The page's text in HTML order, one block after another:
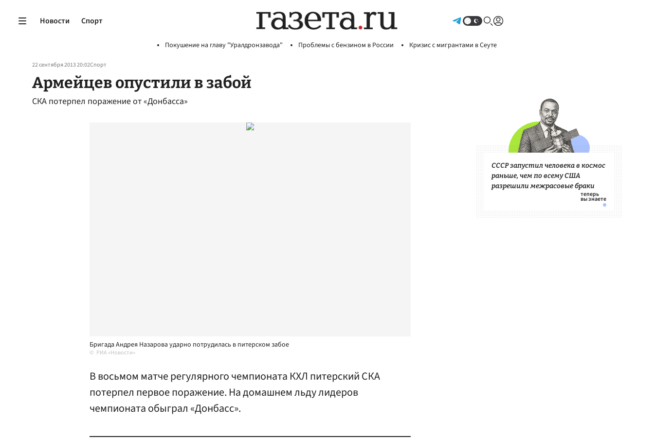
Новости Спорт
Покушение на главу "Уралдронзавода" Проблемы с бензином в России Кризис с мигрантами в Сеуте
22 сентября 2013 20:02Спорт
Армейцев опустили в забой
СКА потерпел поражение от «Донбасса»
Бригада Андрея Назарова ударно потрудилась в питерском забое
РИА «Новости»
В восьмом матче регулярного чемпионата КХЛ питерский СКА
потерпел первое поражение. На домашнем льду лидеров
чемпионата обыграл «Донбасс».
СССР запустил человека в космос
раньше, чем по всему США
разрешили межрасовые браки